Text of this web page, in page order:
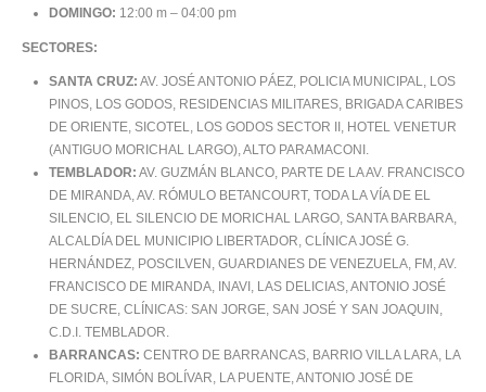
DOMINGO: 12:00 m – 04:00 pm
SECTORES:
SANTA CRUZ: AV. JOSÉ ANTONIO PÁEZ, POLICIA MUNICIPAL, LOS
PINOS, LOS GODOS, RESIDENCIAS MILITARES, BRIGADA CARIBES
DE ORIENTE, SICOTEL, LOS GODOS SECTOR II, HOTEL VENETUR
(ANTIGUO MORICHAL LARGO), ALTO PARAMACONI.
TEMBLADOR: AV. GUZMÁN BLANCO, PARTE DE LA AV. FRANCISCO
DE MIRANDA, AV. RÓMULO BETANCOURT, TODA LA VÍA DE EL
SILENCIO, EL SILENCIO DE MORICHAL LARGO, SANTA BARBARA,
ALCALDÍA DEL MUNICIPIO LIBERTADOR, CLÍNICA JOSÉ G.
HERNÁNDEZ, POSCILVEN, GUARDIANES DE VENEZUELA, FM, AV.
FRANCISCO DE MIRANDA, INAVI, LAS DELICIAS, ANTONIO JOSÉ
DE SUCRE, CLÍNICAS: SAN JORGE, SAN JOSÉ Y SAN JOAQUIN,
C.D.I. TEMBLADOR.
BARRANCAS: CENTRO DE BARRANCAS, BARRIO VILLA LARA, LA
FLORIDA, SIMÓN BOLÍVAR, LA PUENTE, ANTONIO JOSÉ DE